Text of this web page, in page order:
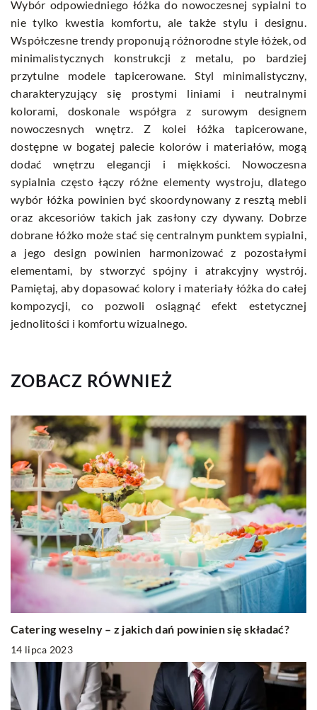
Wybór odpowiedniego łóżka do nowoczesnej sypialni to
nie tylko kwestia komfortu, ale także stylu i designu.
Współczesne trendy proponują różnorodne style łóżek, od
minimalistycznych konstrukcji z metalu, po bardziej
przytulne modele tapicerowane. Styl minimalistyczny,
charakteryzujący się prostymi liniami i neutralnymi
kolorami, doskonale współgra z surowym designem
nowoczesnych wnętrz. Z kolei łóżka tapicerowane,
dostępne w bogatej palecie kolorów i materiałów, mogą
dodać wnętrzu elegancji i miękkości. Nowoczesna
sypialnia często łączy różne elementy wystroju, dlatego
wybór łóżka powinien być skoordynowany z resztą mebli
oraz akcesoriów takich jak zasłony czy dywany. Dobrze
dobrane łóżko może stać się centralnym punktem sypialni,
a jego design powinien harmonizować z pozostałymi
elementami, by stworzyć spójny i atrakcyjny wystrój.
Pamiętaj, aby dopasować kolory i materiały łóżka do całej
kompozycji, co pozwoli osiągnąć efekt estetycznej
jednolitości i komfortu wizualnego.
ZOBACZ RÓWNIEŻ
Catering weselny – z jakich dań powinien się składać?
14 lipca 2023